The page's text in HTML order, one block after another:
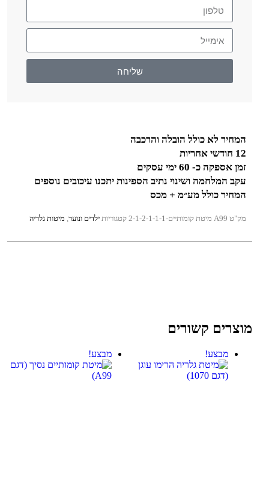
שליחה
מוצרים קשורים
מבצע! מבצע!
המחיר לא כולל הובלה והרכבה
12 חודשי אחריות
זמן אספקה כ- 60 ימי עסקים
עקב המלחמה ושינוי נתיב הספינות יתכנו עיכובים נוספים
המחיר כולל מע״מ + מכס
מק"טA99 מיטת קומותיים-2-1-2-1-1-1 קטגוריות ילדים ונוער,מיטות גלריה